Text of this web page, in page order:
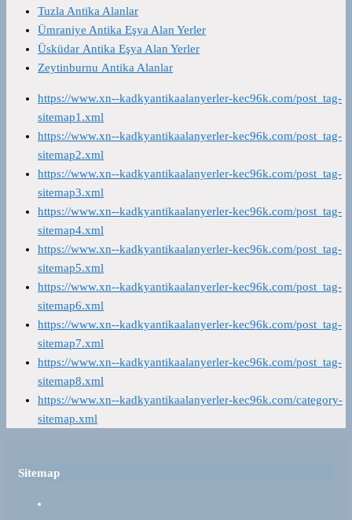
Tuzla Antika Alanlar
Ümraniye Antika Eşya Alan Yerler
Üsküdar Antika Eşya Alan Yerler
Zeytinburnu Antika Alanlar
https://www.xn--kadkyantikaalanyerler-kec96k.com/post_tag-
sitemap1.xml
https://www.xn--kadkyantikaalanyerler-kec96k.com/post_tag-
sitemap2.xml
https://www.xn--kadkyantikaalanyerler-kec96k.com/post_tag-
sitemap3.xml
https://www.xn--kadkyantikaalanyerler-kec96k.com/post_tag-
sitemap4.xml
https://www.xn--kadkyantikaalanyerler-kec96k.com/post_tag-
sitemap5.xml
https://www.xn--kadkyantikaalanyerler-kec96k.com/post_tag-
sitemap6.xml
https://www.xn--kadkyantikaalanyerler-kec96k.com/post_tag-
sitemap7.xml
https://www.xn--kadkyantikaalanyerler-kec96k.com/post_tag-
sitemap8.xml
https://www.xn--kadkyantikaalanyerler-kec96k.com/category-
sitemap.xml
Sitemap